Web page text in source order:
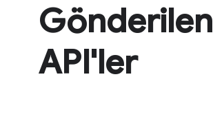
Gönderilen
API'ler